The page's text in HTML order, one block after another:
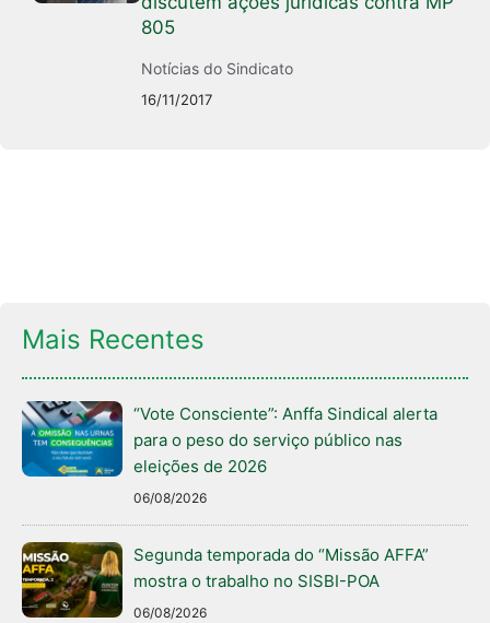
805
Notícias do Sindicato
16/11/2017
Mais Recentes
“Vote Consciente”: Anffa Sindical alerta
para o peso do serviço público nas
eleições de 2026
06/08/2026
Segunda temporada do “Missão AFFA”
mostra o trabalho no SISBI-POA
06/08/2026